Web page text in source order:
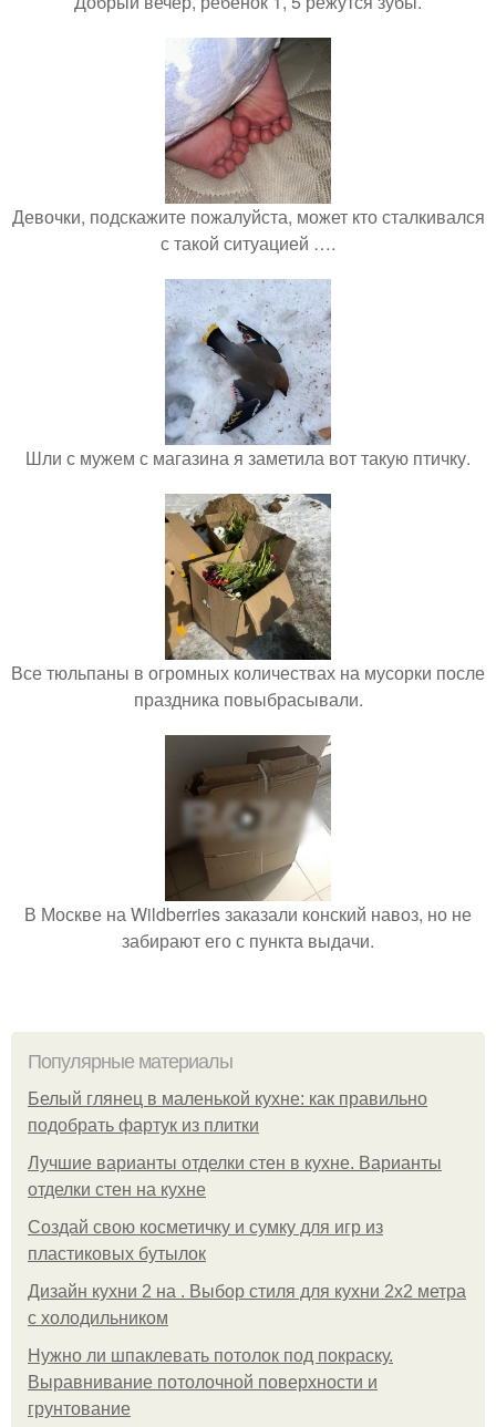
Девочки, подскажите пожалуйста, может кто сталкивался
с такой ситуацией ….
Шли с мужем с магазина я заметила вот такую птичку.
Все тюльпаны в огромных количествах на мусорки после
праздника повыбрасывали.
В Москве на Wildberries заказали конский навоз, но не
забирают его с пункта выдачи.
Популярные материалы
Белый глянец в маленькой кухне: как правильно
подобрать фартук из плитки
Лучшие варианты отделки стен в кухне. Варианты
отделки стен на кухне
Создай свою косметичку и сумку для игр из
пластиковых бутылок
Дизайн кухни 2 на . Выбор стиля для кухни 2х2 метра
с холодильником
Нужно ли шпаклевать потолок под покраску.
Выравнивание потолочной поверхности и
грунтование